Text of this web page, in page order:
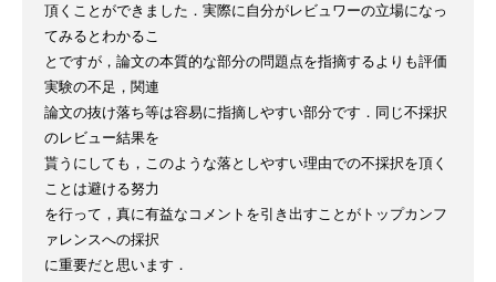
頂くことができました．実際に自分がレビュワーの立場になっ
てみるとわかるこ
とですが，論文の本質的な部分の問題点を指摘するよりも評価
実験の不足，関連
論文の抜け落ち等は容易に指摘しやすい部分です．同じ不採択
のレビュー結果を
貰うにしても，このような落としやすい理由での不採択を頂く
ことは避ける努力
を行って，真に有益なコメントを引き出すことがトップカンフ
ァレンスへの採択
に重要だと思います．